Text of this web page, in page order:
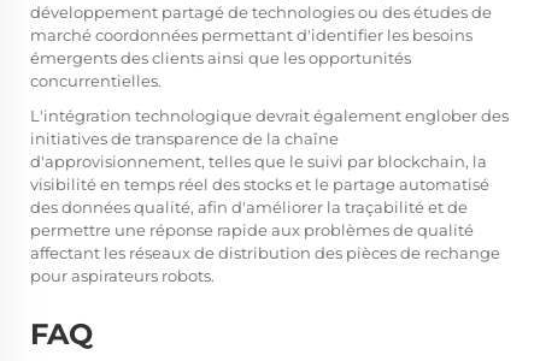
développement partagé de technologies ou des études de
marché coordonnées permettant d'identifier les besoins
émergents des clients ainsi que les opportunités
concurrentielles.
L'intégration technologique devrait également englober des
initiatives de transparence de la chaîne
d'approvisionnement, telles que le suivi par blockchain, la
visibilité en temps réel des stocks et le partage automatisé
des données qualité, afin d'améliorer la traçabilité et de
permettre une réponse rapide aux problèmes de qualité
affectant les réseaux de distribution des pièces de rechange
pour aspirateurs robots.
FAQ